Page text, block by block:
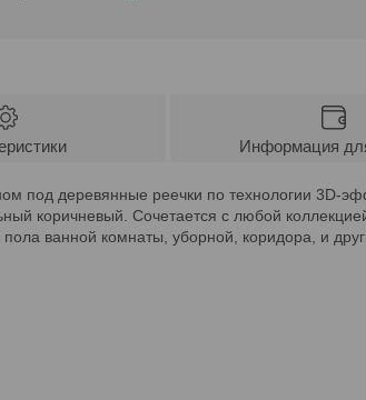
Информация
под деревянные реечки по технологии 3D-
коричневый. Сочетается с любой
ванной комнаты, уборной, коридора, и